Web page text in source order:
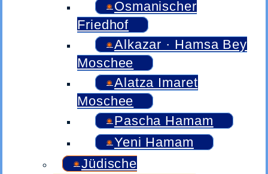
Osmanischer
Friedhof
Alkazar · Hamsa Bey
Moschee
Alatza Imaret
Moschee
Pascha Hamam
Yeni Hamam
Jüdische